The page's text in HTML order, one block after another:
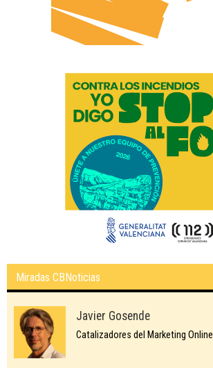
Miradas CBNoticias
Javier Gosende
Catalizadores del Marketing Online